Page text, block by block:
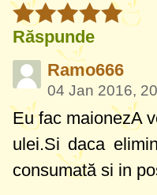
Răspunde
Ramo666
04 Jan 2016,
Eu fac maionezA
ulei.Si daca
consumată si in